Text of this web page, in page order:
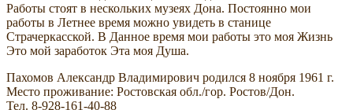
Работы стоят в нескольких музеях Дона. Постоянно мои
работы в Летнее время можно увидеть в станице
Страчеркасской. В Данное время мои работы это моя Жизнь
Это мой заработок Эта моя Душа.
Пахомов Александр Владимирович родился 8 ноября 1961 г.
Место проживание: Ростовская обл./гор. Ростов/Дон.
Тел. 8-928-161-40-88